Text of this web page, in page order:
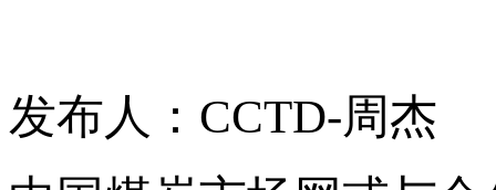
发布人：CCTD-周杰